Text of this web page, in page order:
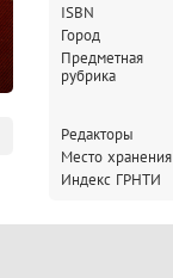
ISBN
Город
Предметная
рубрика
Редакторы
Место хранения
Индекс ГРНТИ